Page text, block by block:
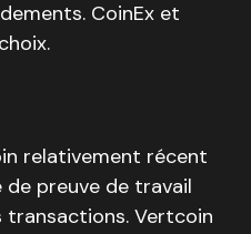
CoinEx et
relativement récent
preuve de travail
transactions. Vertcoin